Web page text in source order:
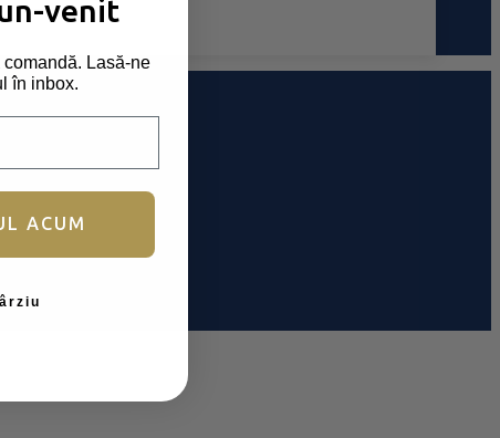
venit
Lasă-ne
în inbox.
ACUM